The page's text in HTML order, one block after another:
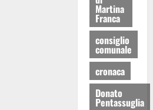
Martina
Franca
consiglio
comunale
cronaca
Donato
Pentassuglia